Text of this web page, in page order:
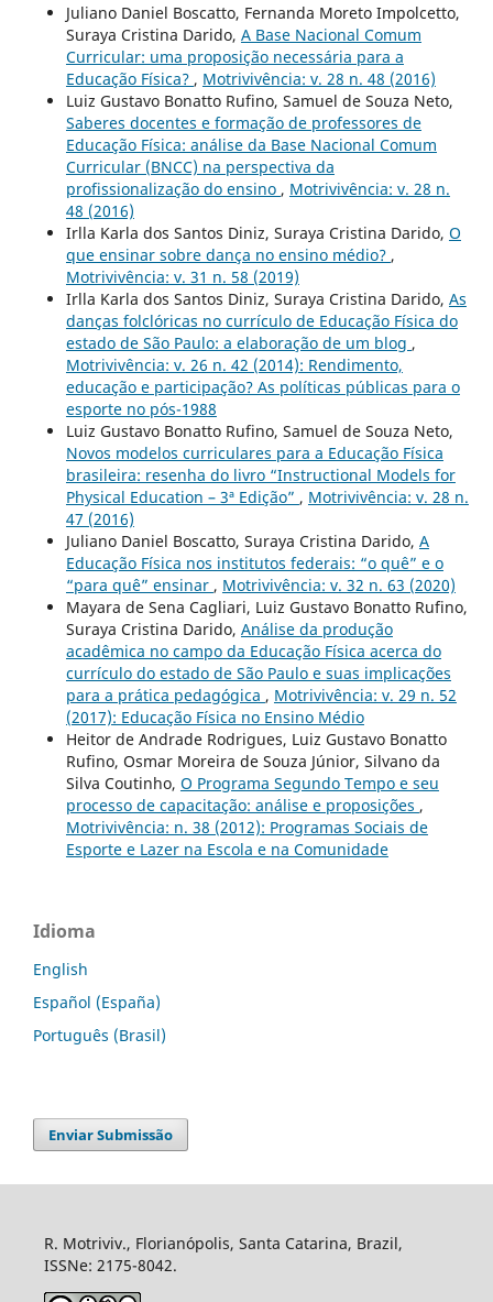
Juliano Daniel Boscatto, Fernanda Moreto Impolcetto,
Suraya Cristina Darido, A Base Nacional Comum
Curricular: uma proposição necessária para a
Educação Física? , Motrivivência: v. 28 n. 48 (2016)
Luiz Gustavo Bonatto Rufino, Samuel de Souza Neto,
Saberes docentes e formação de professores de
Educação Física: análise da Base Nacional Comum
Curricular (BNCC) na perspectiva da
profissionalização do ensino , Motrivivência: v. 28 n.
48 (2016)
Irlla Karla dos Santos Diniz, Suraya Cristina Darido, O
que ensinar sobre dança no ensino médio? ,
Motrivivência: v. 31 n. 58 (2019)
Irlla Karla dos Santos Diniz, Suraya Cristina Darido, As
danças folclóricas no currículo de Educação Física do
estado de São Paulo: a elaboração de um blog ,
Motrivivência: v. 26 n. 42 (2014): Rendimento,
educação e participação? As políticas públicas para o
esporte no pós-1988
Luiz Gustavo Bonatto Rufino, Samuel de Souza Neto,
Novos modelos curriculares para a Educação Física
brasileira: resenha do livro “Instructional Models for
Physical Education – 3ª Edição” , Motrivivência: v. 28 n.
47 (2016)
Juliano Daniel Boscatto, Suraya Cristina Darido, A
Educação Física nos institutos federais: “o quê” e o
“para quê” ensinar , Motrivivência: v. 32 n. 63 (2020)
Mayara de Sena Cagliari, Luiz Gustavo Bonatto Rufino,
Suraya Cristina Darido, Análise da produção
acadêmica no campo da Educação Física acerca do
currículo do estado de São Paulo e suas implicações
para a prática pedagógica , Motrivivência: v. 29 n. 52
(2017): Educação Física no Ensino Médio
Heitor de Andrade Rodrigues, Luiz Gustavo Bonatto
Rufino, Osmar Moreira de Souza Júnior, Silvano da
Silva Coutinho, O Programa Segundo Tempo e seu
processo de capacitação: análise e proposições ,
Motrivivência: n. 38 (2012): Programas Sociais de
Esporte e Lazer na Escola e na Comunidade
Idioma
English
Español (España)
Português (Brasil)
Enviar Submissão
R. Motriviv., Florianópolis, Santa Catarina, Brazil,
ISSNe: 2175-8042.